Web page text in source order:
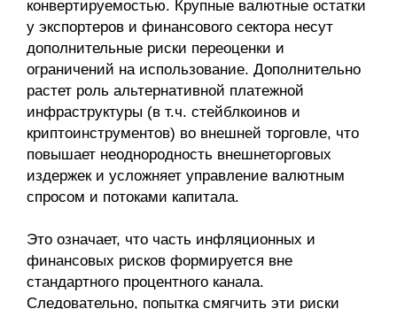
конвертируемостью. Крупные валютные остатки
у экспортеров и финансового сектора несут
дополнительные риски переоценки и
ограничений на использование. Дополни­тельно
растет роль альтернативной платежной
инфраструктуры (в т.ч. стейблкоинов и
криптоинструментов) во внешней торговле, что
повышает неоднородность внешнеторговых
издержек и усложняет управление валютным
спросом и потоками капитала.
Это означает, что часть инфляционных и
финансовых рисков формируется вне
стандартного процентного канала.
Следовательно, попытка смягчить эти риски